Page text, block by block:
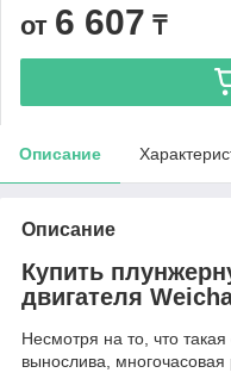
от 6 607 ₸
Описание
Описание
Купить
двигателя
Несмотря на то, что
вынослива,